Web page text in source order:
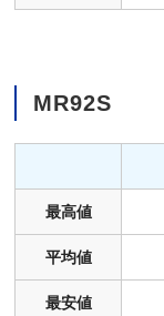
MR92S
最高値
平均値
最安値